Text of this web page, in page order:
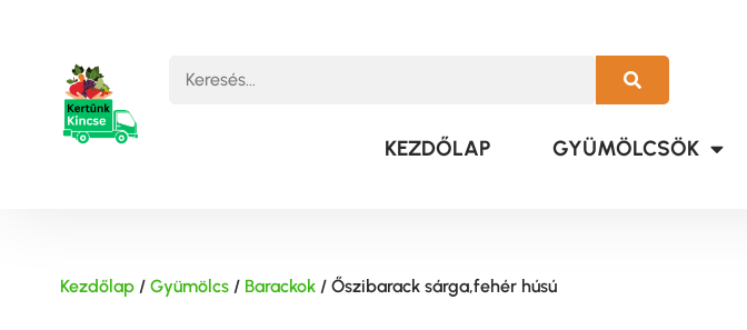
KEZDŐLAP GYÜMÖLCSÖK
Kezdőlap/ Gyümölcs/ Barackok/ Őszibarack sárga,fehér húsú